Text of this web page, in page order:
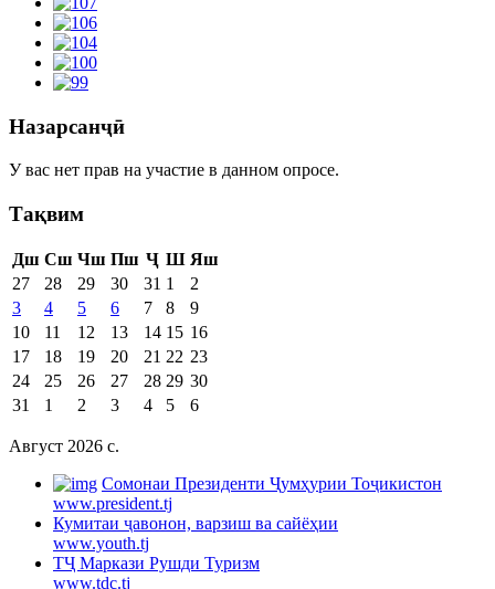
Назарсанҷӣ
У вас нет прав на участие в данном опросе.
Тақвим
Дш Сш Чш Пш Ҷ Ш Яш
27
28 29 30 31 1
2
3
4 5 6 7 8
9
10
11 12 13 14 15 16
17
18 19 20 21 22 23
24
25 26 27 28 29 30
31
1 2 3 4 5 6
Август 2026 c.
Cомонаи Президенти Ҷумҳурии Тоҷикистон
www.president.tj
Кумитаи ҷавонон, варзиш ва сайёҳии
www.youth.tj
ТҶ Маркази Рушди Туризм
www.tdc.tj